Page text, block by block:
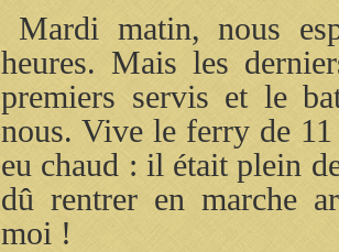
Mardi matin, nous
heures. Mais les
premiers servis et le
nous. Vive le ferry de
eu chaud : il était plein
dû rentrer en marche
moi !